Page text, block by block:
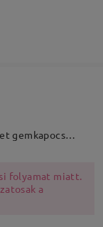
gemkapocs
fém macska
számára, akik
folyamat miatt.
a